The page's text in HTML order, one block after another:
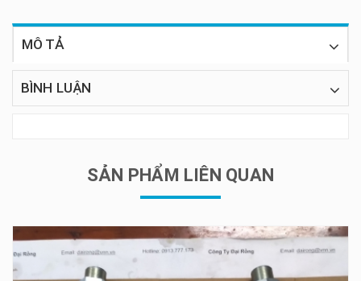
MÔ TẢ
BÌNH LUẬN
SẢN PHẨM LIÊN QUAN